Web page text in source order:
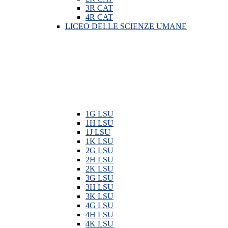
3R CAT
4R CAT
LICEO DELLE SCIENZE UMANE
1G LSU
1H LSU
1J LSU
1K LSU
2G LSU
2H LSU
2K LSU
3G LSU
3H LSU
3K LSU
4G LSU
4H LSU
4K LSU